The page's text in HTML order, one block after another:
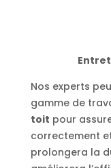
Nos experts
gamme de
toit pour
correctement
prolongera la